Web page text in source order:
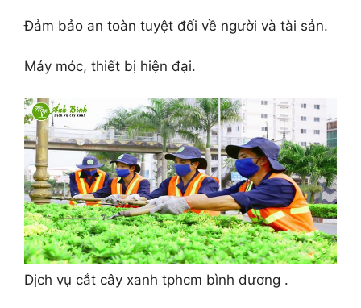
Đảm bảo an toàn tuyệt đối về người và tài sản.
Máy móc, thiết bị hiện đại.
Dịch vụ cắt cây xanh tphcm bình dương .